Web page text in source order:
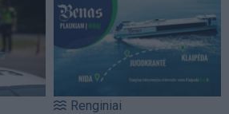
Renginiai